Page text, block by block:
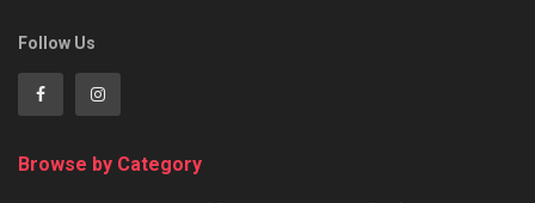
Follow Us
Browse by Category